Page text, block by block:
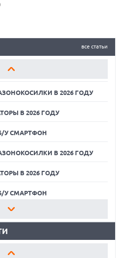
все статьи
У СМАРТФОН
В 2026 ГОДУ
У СМАРТФОН
В 2026 ГОДУ
В 2026 ГОДУ
У СМАРТФОН
В 2026 ГОДУ
В 2026 ГОДУ
У СМАРТФОН
В 2026 ГОДУ
В 2026 ГОДУ
У СМАРТФОН
МОДЕЛЕЙ КОМПАНИИ